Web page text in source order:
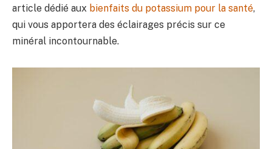
article dédié aux bienfaits du potassium pour la santé,
qui vous apportera des éclairages précis sur ce
minéral incontournable.